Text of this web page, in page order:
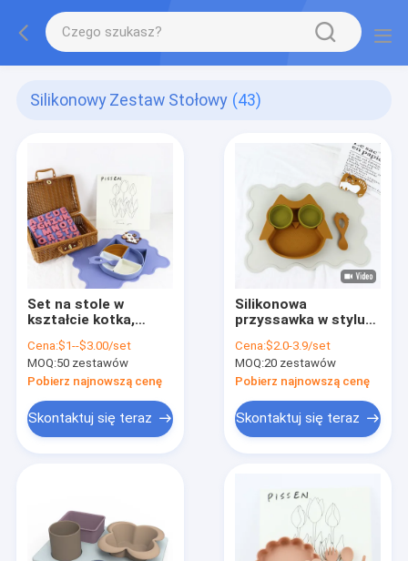
Silikonowy Zestaw Stołowy (43)
Set na stole w
kształcie kotka,
podzielony na kształt
kotka, talerz, łyżka w
kształcie kotka, bez
toksycznego BPA.
Cena:$1--$3.00/set
MOQ:50 zestawów
Pobierz najnowszą cenę
Skontaktuj się teraz
Silikonowa
przyssawka w stylu
małych dzieci
Wielofunkcyjna
Cena:$2.0-3.9/set
MOQ:20 zestawów
Pobierz najnowszą cenę
Skontaktuj się teraz